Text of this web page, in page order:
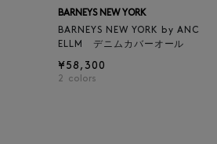
BARNEYS NEW YORK
BARNEYS NEW YORK by ANC
ELLM デニムカバーオール
¥58,300
2 colors